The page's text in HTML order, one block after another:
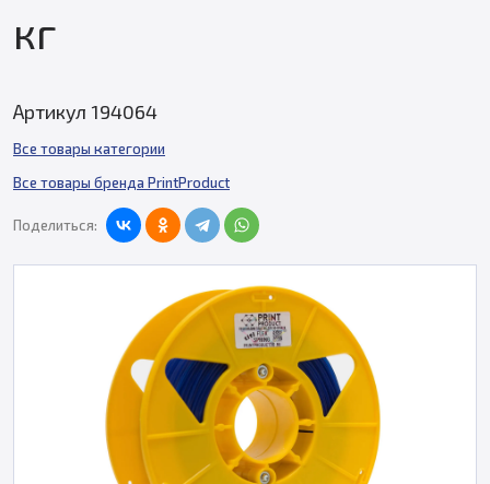
кг
Артикул 194064
Все товары категории
Все товары бренда PrintProduct
Поделиться: